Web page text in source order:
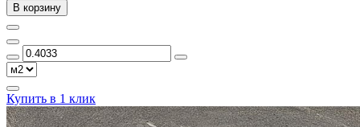
В корзину
Купить в 1 клик